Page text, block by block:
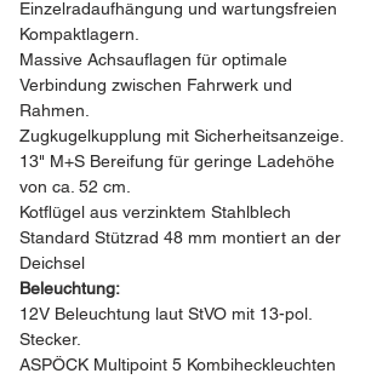
Einzelradaufhängung und wartungsfreien
Kompaktlagern.
Massive Achsauflagen für optimale
Verbindung zwischen Fahrwerk und
Rahmen.
Zugkugelkupplung mit Sicherheitsanzeige.
13" M+S Bereifung für geringe Ladehöhe
von ca. 52 cm.
Kotflügel aus verzinktem Stahlblech
Standard Stützrad 48 mm montiert an der
Deichsel
Beleuchtung:
12V Beleuchtung laut StVO mit 13-pol.
Stecker.
ASPÖCK Multipoint 5 Kombiheckleuchten